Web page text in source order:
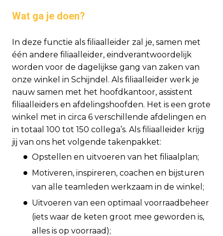
Wat ga je doen?
In deze functie als filiaalleider zal je, samen met
één andere filiaalleider, eindverantwoordelijk
worden voor de dagelijkse gang van zaken van
onze winkel in Schijndel. Als filiaalleider werk je
nauw samen met het hoofdkantoor, assistent
filiaalleiders en afdelingshoofden. Het is een grote
winkel met in circa 6 verschillende afdelingen en
in totaal 100 tot 150 collega’s. Als filiaalleider krijg
jij van ons het volgende takenpakket:
Opstellen en uitvoeren van het filiaalplan;
Motiveren, inspireren, coachen en bijsturen
van alle teamleden werkzaam in de winkel;
Uitvoeren van een optimaal voorraadbeheer
(iets waar de keten groot mee geworden is,
alles is op voorraad);